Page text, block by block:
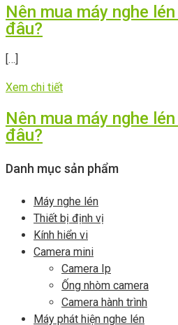
Nên mua máy nghe
đâu?
[…]
Xem chi tiết
Nên mua máy nghe
đâu?
Danh mục sản phẩm
Máy nghe lén
Thiết bị định vị
Kính hiển vi
Camera mini
Camera Ip
Ống nhòm camera
Camera hành trình
Máy phát hiện nghe lén